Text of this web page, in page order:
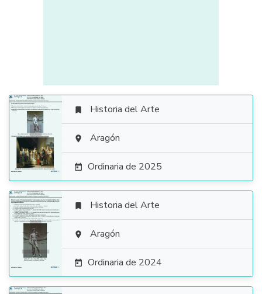

 Historia del Arte
 Aragón
 Ordinaria de 2025

 Historia del Arte
 Aragón
 Ordinaria de 2024